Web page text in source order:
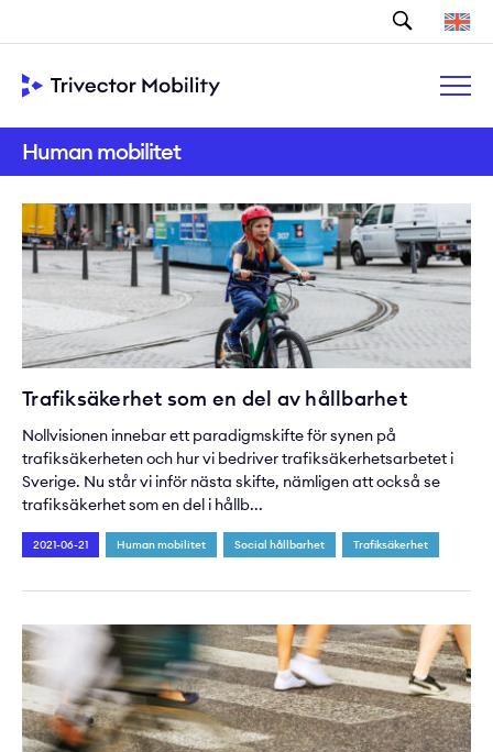
Sök
Human mobilitet
Trafiksäkerhet som en del av hållbarhet
Nollvisionen innebar ett paradigmskifte för synen på
trafiksäkerheten och hur vi bedriver trafiksäkerhetsarbetet i
Sverige. Nu står vi inför nästa skifte, nämligen att också se
trafiksäkerhet som en del i hållb...
2021-06-21 Human mobilitet Social hållbarhet Trafiksäkerhet